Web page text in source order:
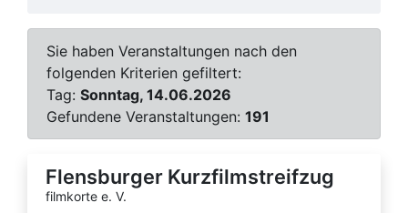
Sie haben Veranstaltungen nach den
folgenden Kriterien gefiltert:
Tag: Sonntag, 14.06.2026
Gefundene Veranstaltungen: 191
Flensburger Kurzfilmstreifzug
filmkorte e. V.